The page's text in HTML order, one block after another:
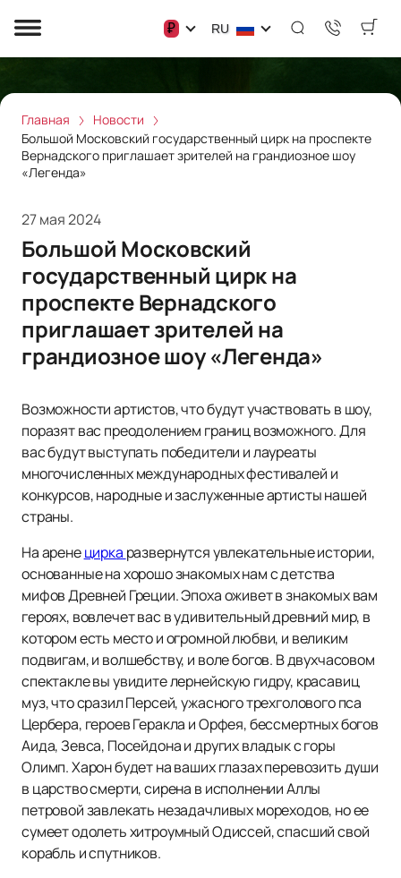
₽ RU
Главная
Новости
Большой Московский государственный цирк на проспекте
Вернадского приглашает зрителей на грандиозное шоу
«Легенда»
27 мая 2024
Большой Московский
государственный цирк на
проспекте Вернадского
приглашает зрителей на
грандиозное шоу «Легенда»
Возможности артистов, что будут участвовать в шоу,
поразят вас преодолением границ возможного. Для
вас будут выступать победители и лауреаты
многочисленных международных фестивалей и
конкурсов, народные и заслуженные артисты нашей
страны.
На аренецирка развернутся увлекательные истории,
основанные на хорошо знакомых нам с детства
мифов Древней Греции. Эпоха оживет в знакомых вам
героях, вовлечет вас в удивительный древний мир, в
котором есть место и огромной любви, и великим
подвигам, и волшебству, и воле богов. В двухчасовом
спектакле вы увидите лернейскую гидру, красавиц
муз, что сразил Персей, ужасного трехголового пса
Цербера, героев Геракла и Орфея, бессмертных богов
Аида, Зевса, Посейдона и других владык с горы
Олимп. Харон будет на ваших глазах перевозить души
в царство смерти, сирена в исполнении Аллы
петровой завлекать незадачливых мореходов, но ее
сумеет одолеть хитроумный Одиссей, спасший свой
корабль и спутников.